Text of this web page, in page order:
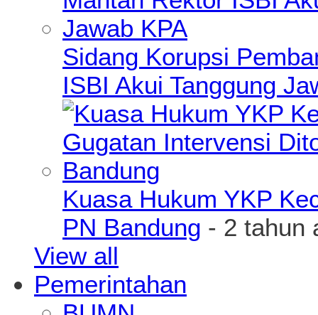
Sidang Korupsi
ISBI Akui Tanggung
Kuasa Hukum YKP
PN Bandung - 2 tahun
View all
Pemerintahan